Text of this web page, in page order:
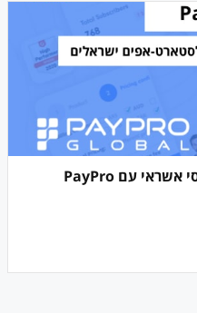
סקירה: תשלומים וסליקת כרטיסי אשראי עם PayPro